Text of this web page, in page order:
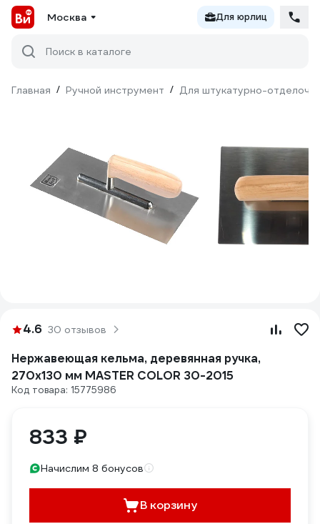
Москва Для юрлиц
Поиск в каталоге
Главная / Ручной инструмент / Для штукатурно-
4.6 30 отзывов
Нержавеющая кельма, деревянная ручка,
270x130 мм MASTER COLOR 30-2015
Код товара: 15775986
833 ₽
Начислим 8 бонусов
В корзину